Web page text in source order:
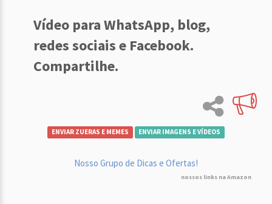
Vídeo para WhatsApp, blog,
redes sociais e Facebook.
Compartilhe.
ENVIAR ZUERAS E MEMES ENVIAR IMAGENS E VÍDEOS
Nosso Grupo de Dicas e Ofertas!
nossos links na Amazon